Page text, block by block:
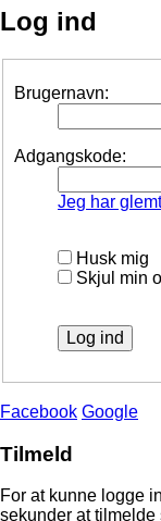
Log ind
Brugernavn:
Adgangskode:
Jeg har
Husk mig
Skjul min
Facebook Google
Tilmeld
For at kunne logge
sekunder at